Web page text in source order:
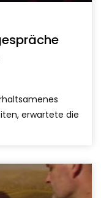
erwartete die